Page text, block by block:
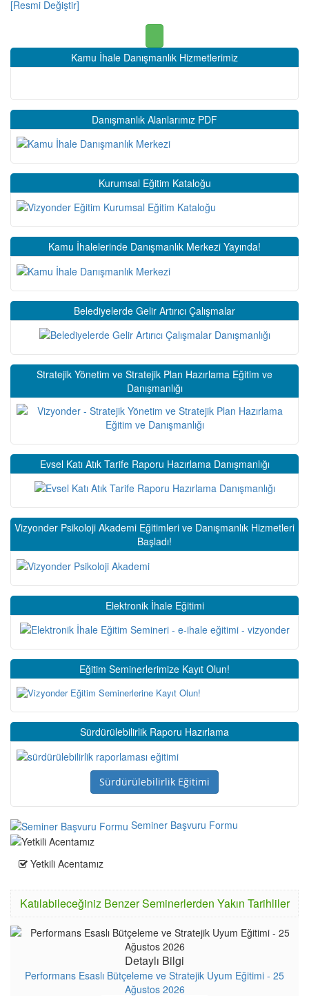
[Resmi Değiştir]
Kamu İhale Danışmanlık Hizmetlerimiz
Danışmanlık Alanlarımız PDF
Kurumsal Eğitim Kataloğu
Kamu İhalelerinde Danışmanlık Merkezi Yayında!
Belediyelerde Gelir Artırıcı Çalışmalar
Stratejik Yönetim ve Stratejik Plan Hazırlama Eğitim ve
Danışmanlığı
Evsel Katı Atık Tarife Raporu Hazırlama Danışmanlığı
Vizyonder Psikoloji Akademi Eğitimleri ve Danışmanlık Hizmetleri
Başladı!
Elektronik İhale Eğitimi
Eğitim Seminerlerimize Kayıt Olun!
Sürdürülebilirlik Raporu Hazırlama
Sürdürülebilirlik Eğitimi
Seminer Başvuru Formu
Yetkili Acentamız
Katılabileceğiniz Benzer Seminerlerden Yakın Tarihliler
Detaylı Bilgi
Performans Esaslı Bütçeleme ve Stratejik Uyum Eğitimi - 25
Ağustos 2026